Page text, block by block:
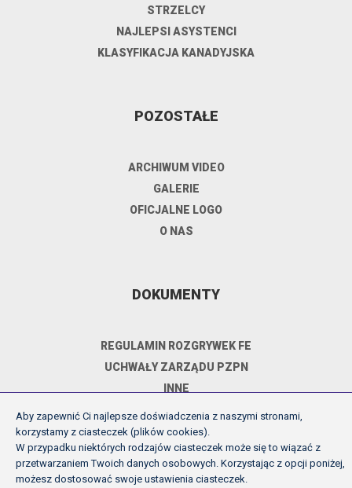
STRZELCY
NAJLEPSI ASYSTENCI
KLASYFIKACJA KANADYJSKA
POZOSTAŁE
ARCHIWUM VIDEO
GALERIE
OFICJALNE LOGO
O NAS
DOKUMENTY
REGULAMIN ROZGRYWEK FE
UCHWAŁY ZARZĄDU PZPN
INNE
POLITYKA PRYWATNOŚCI
Copyright (c) Futsal Ekstraklasa 2026
Aby zapewnić Ci najlepsze doświadczenia z naszymi stronami,
korzystamy z ciasteczek (plików cookies).
W przypadku niektórych rodzajów ciasteczek może się to wiązać z
przetwarzaniem Twoich danych osobowych. Korzystając z opcji poniżej,
możesz dostosować swoje ustawienia ciasteczek.